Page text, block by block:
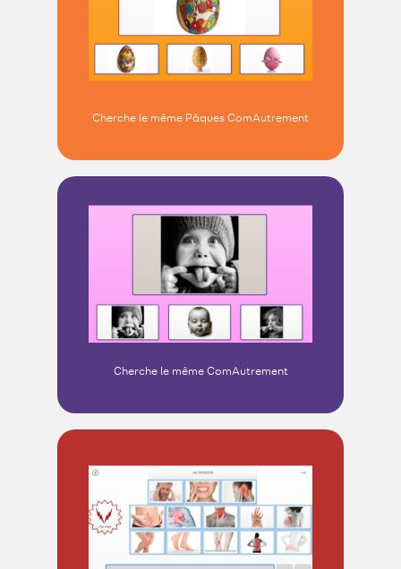
Cherche le même Pâques ComAutrement
Cherche le même ComAutrement